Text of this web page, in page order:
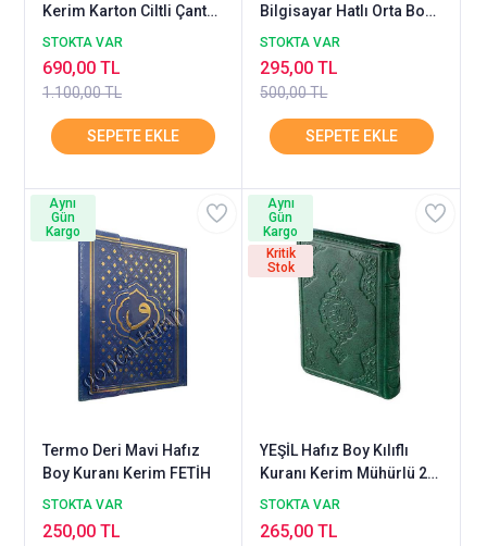
Kerim Karton Ciltli Çantalı
HAYRAT
STOKTA VAR
1.100,00 TL
690,00 TL
Bilgisayar Hatlı Orta Boy
SEDA ( Kurşun Kalem
STOKTA VAR
500,00 TL
295,00 TL
Termo Deri Mavi Hafız
Boy Kuranı Kerim FETİH
STOKTA VAR
250,00 TL
Aynı
Gün
Kargo
YEŞİL Hafız Boy Kılıflı
Kuranı Kerim Mühürlü 2
Renk HAYRAT
STOKTA VAR
265,00 TL
Aynı
Gün
Kargo
Kritik
Stok